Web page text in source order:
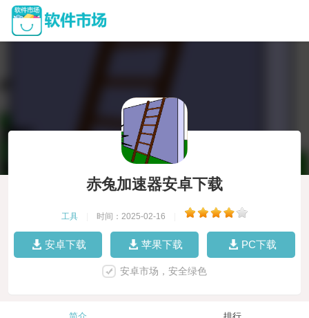
赤兔加速器安卓下载
工具 时间：2025-02-16
安卓下载 苹果下载 PC下载
安卓市场，安全绿色